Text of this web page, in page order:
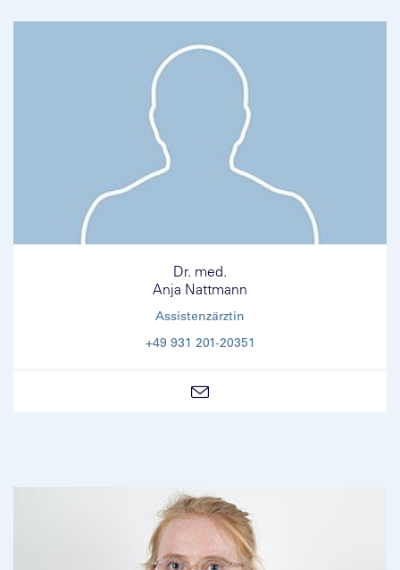
Dr. med.
Anja Nattmann
Assistenzärztin
+49 931 201-20351